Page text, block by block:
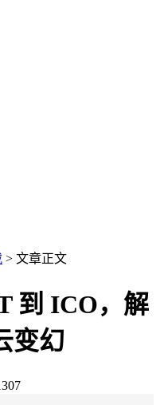
> 文章正文
到 ICO，解
变幻